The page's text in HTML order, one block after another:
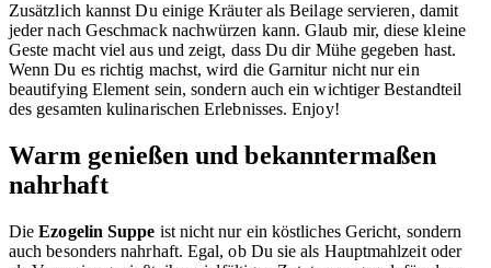
Zusätzlich kannst Du einige Kräuter als Beilage servieren, damit
jeder nach Geschmack nachwürzen kann. Glaub mir, diese kleine
Geste macht viel aus und zeigt, dass Du dir Mühe gegeben hast.
Wenn Du es richtig machst, wird die Garnitur nicht nur ein
beautifying Element sein, sondern auch ein wichtiger Bestandteil
des gesamten kulinarischen Erlebnisses. Enjoy!
Warm genießen und bekanntermaßen
nahrhaft
DieEzogelin Suppe ist nicht nur ein köstliches Gericht, sondern
auch besonders nahrhaft. Egal, ob Du sie als Hauptmahlzeit oder